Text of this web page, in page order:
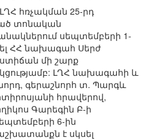
ԼՂՀ հռչակման 25-րդ
տոնական
սեպտեմբերի 1-
ՀՀ նախագահ Սերժ
մի շարք
ԼՂՀ նախագահի և
գերաշնորհ տ. Պարգև
հրավերով,
Գարեգին Բ-ի
6-ին
է սկսել